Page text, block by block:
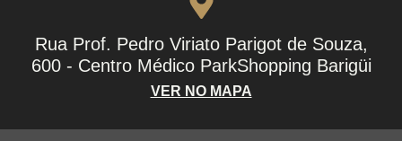
Rua Prof. Pedro Viriato Parigot de Souza,
600 - Centro Médico ParkShopping Barigüi
VER NO MAPA